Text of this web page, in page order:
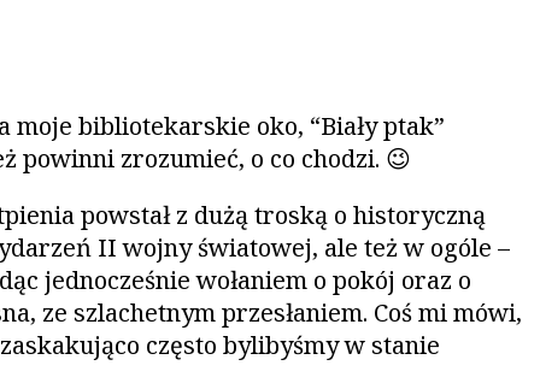
moje bibliotekarskie oko, “Biały ptak”
powinni zrozumieć, o co chodzi. 😉
powstał z dużą troską o historyczną
II wojny światowej, ale też w ogóle –
jednocześnie wołaniem o pokój oraz o
ze szlachetnym przesłaniem. Coś mi mówi,
często bylibyśmy w stanie